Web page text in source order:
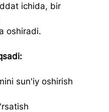
ichida, bir
oshiradi.
sun'iy oshirish